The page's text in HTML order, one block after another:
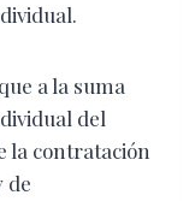
a la suma
del
la contratación
de